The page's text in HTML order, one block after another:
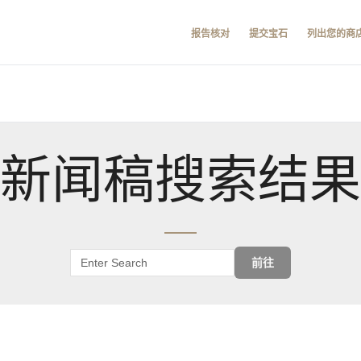
报告核对 提交宝石 列出您的商
新闻稿搜索结果
前往